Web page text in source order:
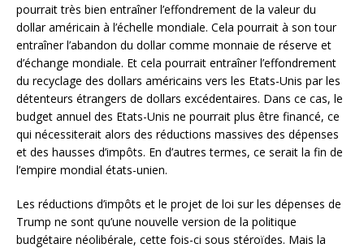
pourrait très bien entraîner l’effondrement de la valeur du
dollar américain à l’échelle mondiale. Cela pourrait à son tour
entraîner l’abandon du dollar comme monnaie de réserve et
d’échange mondiale. Et cela pourrait entraîner l’effondrement
du recyclage des dollars américains vers les Etats-Unis par les
détenteurs étrangers de dollars excédentaires. Dans ce cas, le
budget annuel des Etats-Unis ne pourrait plus être financé, ce
qui nécessiterait alors des réductions massives des dépenses
et des hausses d’impôts. En d’autres termes, ce serait la fin de
l’empire mondial états-unien.
Les réductions d’impôts et le projet de loi sur les dépenses de
Trump ne sont qu’une nouvelle version de la politique
budgétaire néolibérale, cette fois-ci sous stéroïdes. Mais la